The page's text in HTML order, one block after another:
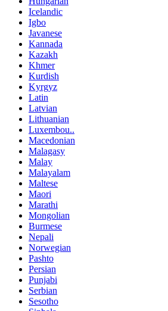
Icelandic
Igbo
Javanese
Kannada
Kazakh
Khmer
Kurdish
Kyrgyz
Latin
Latvian
Lithuanian
Luxembou..
Macedonian
Malagasy
Malay
Malayalam
Maltese
Maori
Marathi
Mongolian
Burmese
Nepali
Norwegian
Pashto
Persian
Punjabi
Serbian
Sesotho